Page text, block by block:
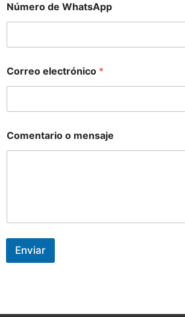
Número de WhatsApp
Correo electrónico *
Comentario o mensaje
Enviar